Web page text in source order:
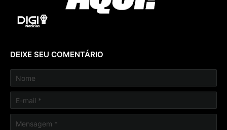
DEIXE SEU COMENTÁRIO